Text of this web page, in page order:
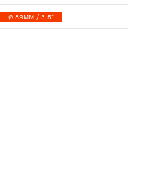
Ø 89MM / 3,5"